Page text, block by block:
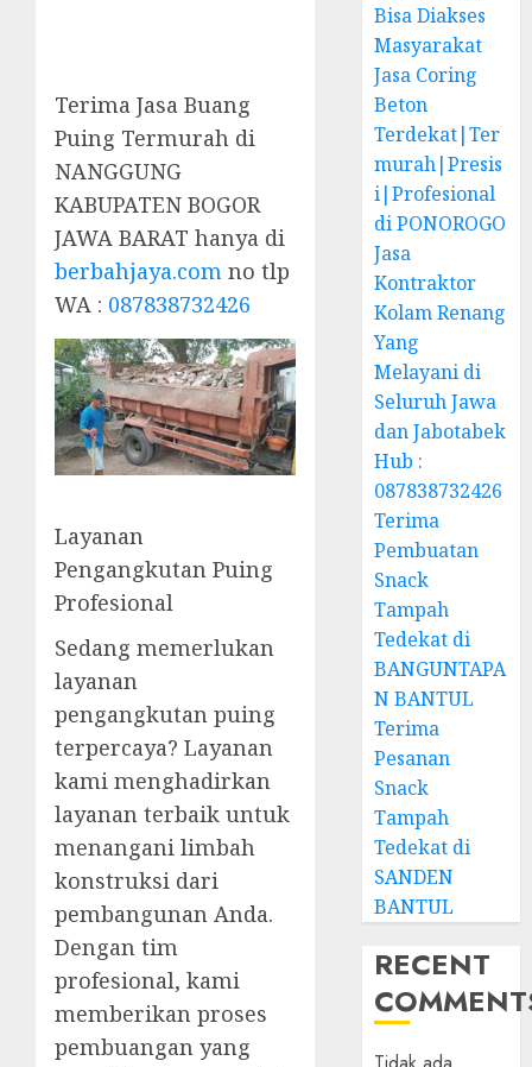
Terima Jasa Buang
Puing Termurah di
NANGGUNG
KABUPATEN BOGOR
JAWA BARAT hanya di
berbahjaya.com no tlp
WA : 087838732426
Layanan
Pengangkutan Puing
Profesional
Sedang memerlukan
layanan
pengangkutan puing
terpercaya? Layanan
kami menghadirkan
layanan terbaik untuk
menangani limbah
konstruksi dari
pembangunan Anda.
Dengan tim
profesional, kami
memberikan proses
pembuangan yang
Bisa Diakses
Masyarakat
Jasa Coring
Beton
Terdekat|Ter
murah|Presis
i|Profesional
di PONOROGO
Jasa
Kontraktor
Kolam Renang
Yang
Melayani di
Seluruh Jawa
dan Jabotabek
Hub :
087838732426
Terima
Pembuatan
Snack
Tampah
Tedekat di
BANGUNTAPA
N BANTUL
Terima
Pesanan
Snack
Tampah
Tedekat di
SANDEN
BANTUL
RECENT